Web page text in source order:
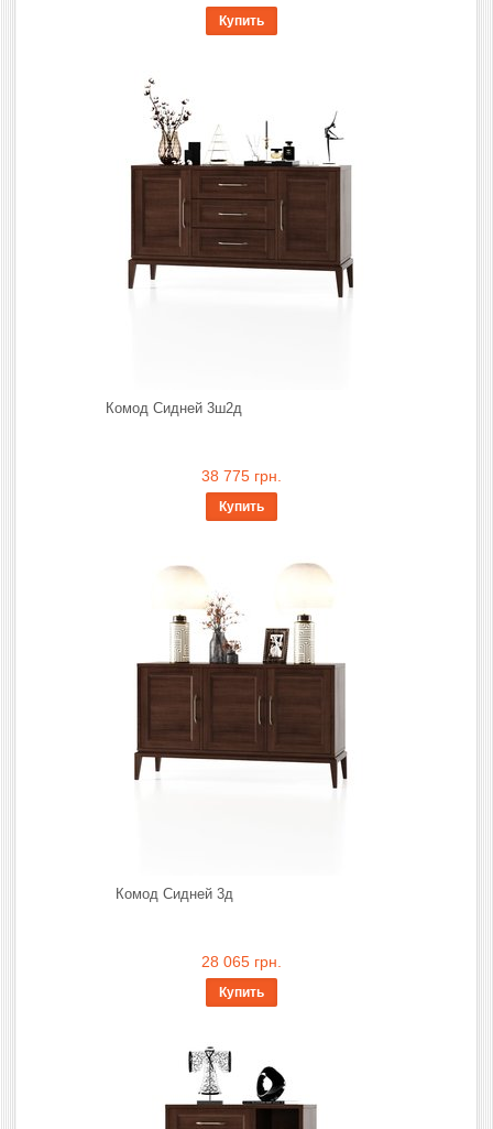
Купить
Комод Сидней 3ш2д
38 775 грн.
Купить
Комод Сидней 3д
28 065 грн.
Купить